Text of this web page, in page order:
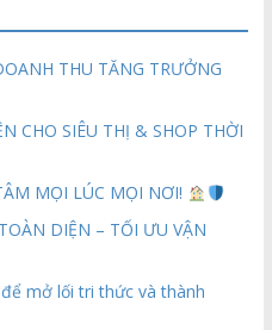
THU TĂNG TRƯỞNG
CHO SIÊU THỊ & SHOP THỜI
MỌI LÚC MỌI NƠI!
DIỆN – TỐI ƯU VẬN
mở lối tri thức và thành